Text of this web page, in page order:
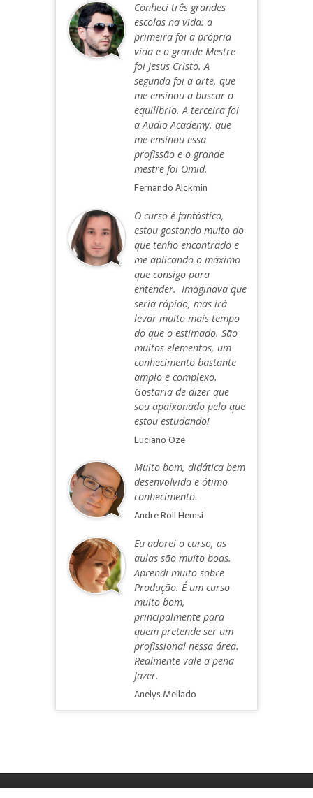
Conheci três grandes
escolas na vida: a
primeira foi a própria
vida e o grande Mestre
foi Jesus Cristo. A
segunda foi a arte, que
me ensinou a buscar o
equilíbrio. A terceira foi
a Audio Academy, que
me ensinou essa
profissão e o grande
mestre foi Omid.
Fernando Alckmin
O curso é fantástico,
estou gostando muito do
que tenho encontrado e
me aplicando o máximo
que consigo para
entender. Imaginava que
seria rápido, mas irá
levar muito mais tempo
do que o estimado. São
muitos elementos, um
conhecimento bastante
amplo e complexo.
Gostaria de dizer que
sou apaixonado pelo que
estou estudando!
Luciano Oze
Muito bom, didática bem
desenvolvida e ótimo
conhecimento.
Andre Roll Hemsi
Eu adorei o curso, as
aulas são muito boas.
Aprendi muito sobre
Produção. É um curso
muito bom,
principalmente para
quem pretende ser um
profissional nessa área.
Realmente vale a pena
fazer.
Anelys Mellado